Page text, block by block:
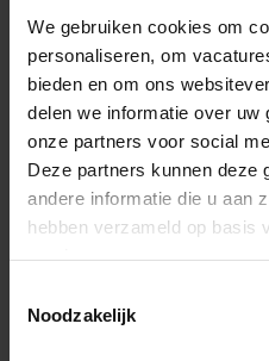
We gebruiken cookies om
personaliseren, om
bieden en om ons
delen we informatie over
onze partners voor social
Deze partners kunnen deze
andere informatie die u aan
hebben verzameld op basis
Noodzakelijk
Vul hier je
voor de